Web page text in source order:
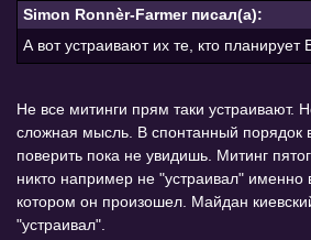
Simon Ronnèr-Farmer писал(а):
А вот устраивают их те, кто планирует
Не все митинги прям таки устраивают.
сложная мысль. В спонтанный порядок
поверить пока не увидишь. Митинг
никто например не "устраивал"
котором он произошел. Майдан
"устраивал".